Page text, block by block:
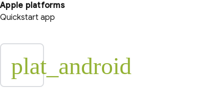
Apple platforms
Quickstart app
plat_android